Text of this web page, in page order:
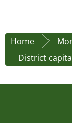
Home
District